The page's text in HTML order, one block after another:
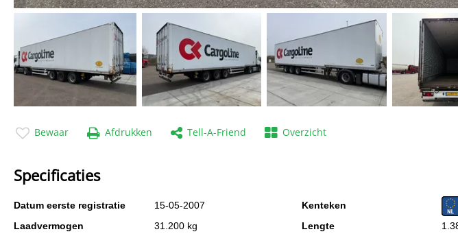
Bewaar Afdrukken Tell-A-Friend Overzicht
Specificaties
Datum eerste registratie 15-05-2007 Kenteken
Laadvermogen 31.200 kg Lengte